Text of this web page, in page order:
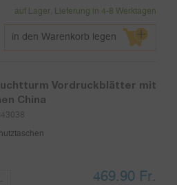
auf Lager, Lieferung in 4-8 Werktagen
in den Warenkorb legen
Vordruckblätter mit
China
469.90 Fr.